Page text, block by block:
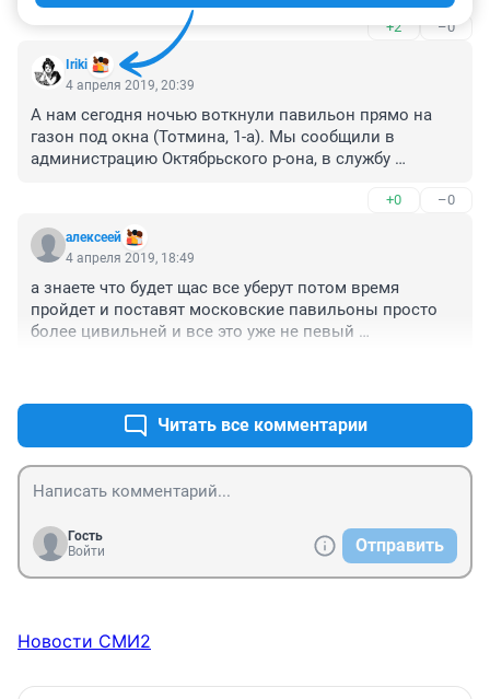
инновационной колючей проволокой! Как в
нормальных странах!!
+2 –0
Iriki
4 апреля 2019, 20:39
А нам сегодня ночью воткнули павильон прямо на
газон под окна (Тотмина, 1-а). Мы сообщили в
администрацию Октябрьского р-она, в службу
Надеемся, что уберут. Люди не хотят смирится с тем,
что в городе не должно быть антисанитарных
избушек...
+0 –0
алексеей
4 апреля 2019, 18:49
а знаете что будет щас все уберут потом время
пройдет и поставят московские павильоны просто
более цивильней и все это уже не певый
Читать все комментарии
Гость
Войти
Отправить
Новости СМИ2